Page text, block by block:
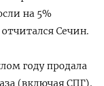
на 5%
Сечин.
году продала
(включая СПГ),